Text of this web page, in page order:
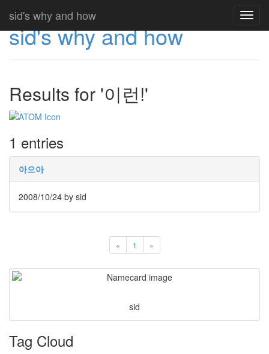
sid's why and how
sid's why and how
Results for '이런!'
1 entries
아으아
2008/10/24 by sid
« 1 »
sid
Tag Cloud